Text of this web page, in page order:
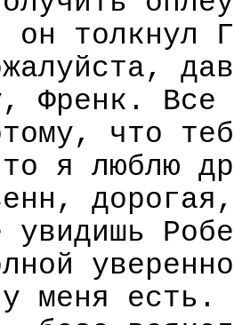
толкнул
Френк. Все
что
я люблю
увидишь
меня есть.